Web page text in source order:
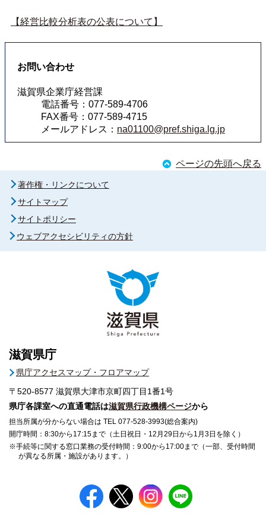
【経営比較分析表の公表について】
お問い合わせ
滋賀県企業庁経営課
電話番号：077-589-4706
FAX番号：077-589-4715
メールアドレス： na01100@pref.shiga.lg.jp
ページの先頭へ戻る
著作権・リンクについて
サイトマップ
サイトポリシー
ウェブアクセシビリティの方針
滋賀県庁
県庁アクセスマップ・フロアマップ
〒520-8577 滋賀県大津市京町四丁目1番1号
県庁各課室への直通電話は滋賀県行政機構ページから
担当所属が分からない場合は TEL 077-528-3993(総合案内)
開庁時間：8:30から17:15まで（土日祝日・12月29日から1月3日を除く）
※手続等に関する窓口業務の受付時間：9:00から17:00まで（一部、受付時間
が異なる所属・施設があります。）